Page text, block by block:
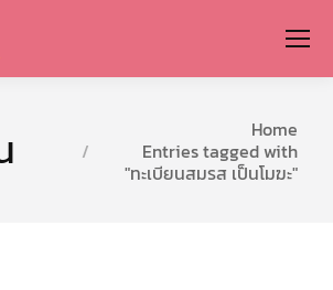
Home
Entries tagged with
"ทะเบียนสมรส เป็นโมฆะ"